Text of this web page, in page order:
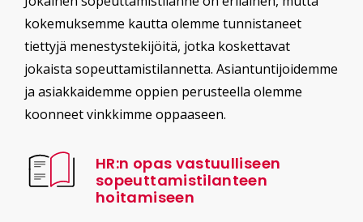
kokemuksemme kautta olemme tunnistaneet
tiettyjä menestystekijöitä, jotka koskettavat
jokaista sopeuttamistilannetta. Asiantuntijoidemme
ja asiakkaidemme oppien perusteella olemme
koonneet vinkkimme oppaaseen.
HR:n opas vastuulliseen
sopeuttamistilanteen
hoitamiseen